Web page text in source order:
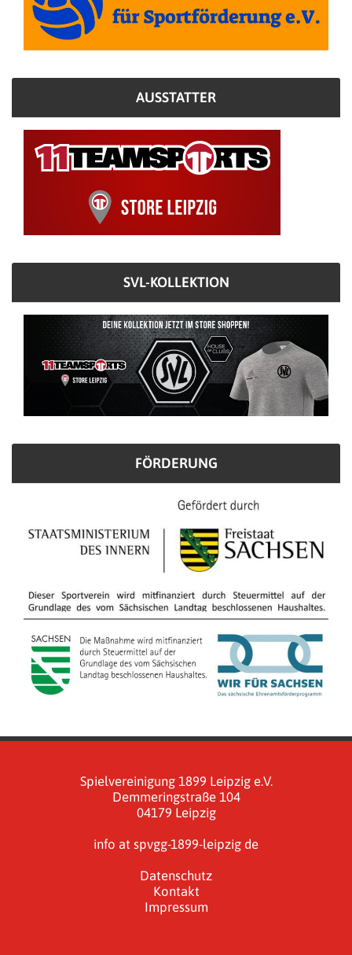
AUSSTATTER
SVL-KOLLEKTION
FÖRDERUNG
Spielvereinigung 1899 Leipzig e.V.
Demmeringstraße 104
04179 Leipzig
info at spvgg-1899-leipzig de
Datenschutz
Kontakt
Impressum